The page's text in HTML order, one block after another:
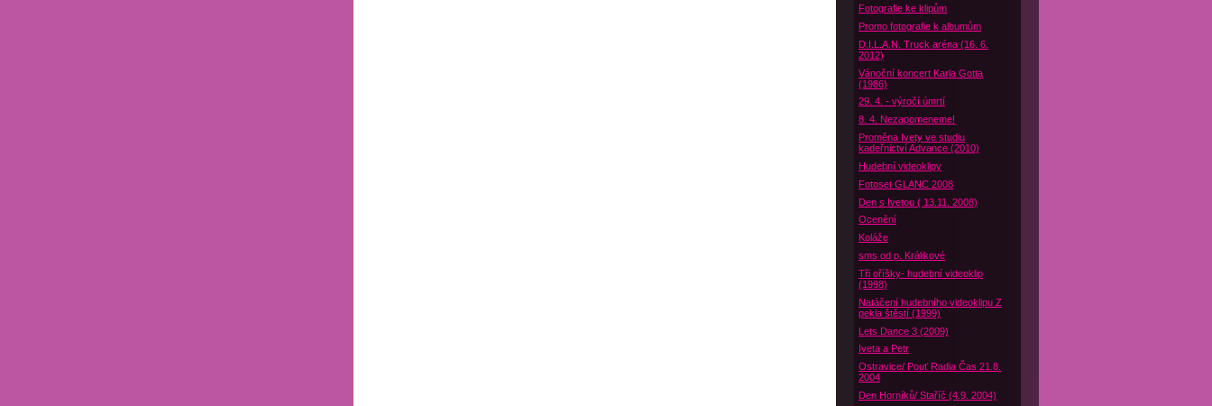
Fotografie ke klipům
Promo fotografie k albumům
D.I.L.A.N. Truck aréna (16. 6.
2012)
Vánoční koncert Karla Gotta
(1986)
29. 4. - výročí úmrtí
8. 4. Nezapomeneme!
Proměna Ivety ve studiu
kadeřnictví Advance (2010)
Hudební videoklipy
Fotoset GLANC 2008
Den s Ivetou ( 13.11. 2008)
Ocenění
Koláže
sms od p. Králikové
Tři oříšky- hudební videoklip
(1998)
Natáčení hudebního videoklipu Z
pekla štěstí (1999)
Lets Dance 3 (2009)
Iveta a Petr
Ostravice/ Pouť Radia Čas 21.8.
2004
Den Horníků/ Staříč (4.9. 2004)